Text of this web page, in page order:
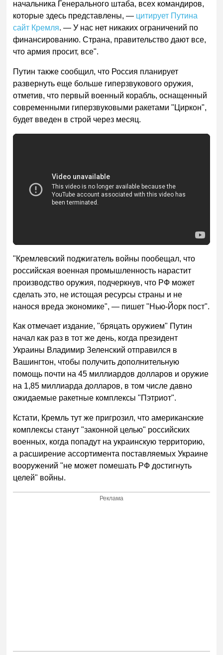
начальника Генерального штаба, всех командиров,
которые здесь представлены, — цитирует Путина
сайт Кремля. — У нас нет никаких ограничений по
финансированию. Страна, правительство дают все,
что армия просит, все".
Путин также сообщил, что Россия планирует
развернуть еще больше гиперзвукового оружия,
отметив, что первый военный корабль, оснащенный
современными гиперзвуковыми ракетами "Циркон",
будет введен в строй через месяц.
"Кремлевский поджигатель войны пообещал, что
российская военная промышленность нарастит
производство оружия, подчеркнув, что РФ может
сделать это, не истощая ресурсы страны и не
нанося вреда экономике", — пишет "Нью-Йорк пост".
Как отмечает издание, "бряцать оружием" Путин
начал как раз в тот же день, когда президент
Украины Владимир Зеленский отправился в
Вашингтон, чтобы получить дополнительную
помощь почти на 45 миллиардов долларов и оружие
на 1,85 миллиарда долларов, в том числе давно
ожидаемые ракетные комплексы "Пэтриот".
Кстати, Кремль тут же пригрозил, что американские
комплексы станут "законной целью" российских
военных, когда попадут на украинскую территорию,
а расширение ассортимента поставляемых Украине
вооружений "не может помешать РФ достигнуть
целей" войны.
Реклама